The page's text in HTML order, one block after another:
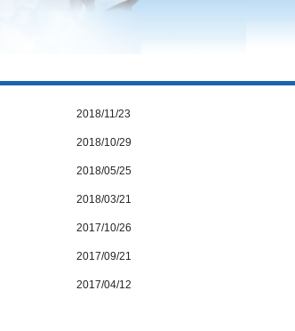
2018/11/23
2018/10/29
2018/05/25
2018/03/21
2017/10/26
2017/09/21
2017/04/12